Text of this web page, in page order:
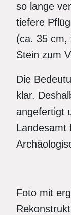
so lange
tiefere
(ca. 35 cm,
Stein zum
Die
klar.
angefertigt
Landesamt
Foto mit